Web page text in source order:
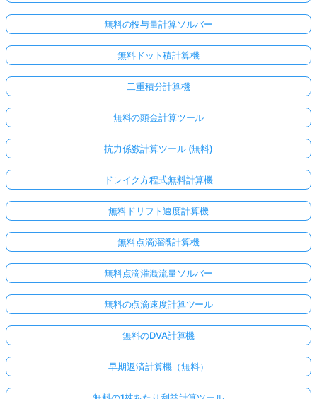
らか
グイ
無料の投与量計算ソルバー
無料ドット積計算機
二重積分計算機
無料の頭金計算ツール
抗力係数計算ツール (無料)
ドレイク方程式無料計算機
無料ドリフト速度計算機
無料点滴灌漑計算機
無料点滴灌漑流量ソルバー
無料の点滴速度計算ツール
無料のDVA計算機
早期返済計算機（無料）